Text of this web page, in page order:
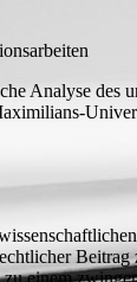
Analyse des
Beitrag
zu einem